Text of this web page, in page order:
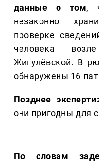
данные о том,
незаконно
проверке
человека
Жигулёвской. В
обнаружены 16
Позднее
они пригодны для
По словам